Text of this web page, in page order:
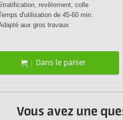
revêtement, colle
d'utilisation de 45-60 min.
aux gros travaux
Dans le panier
Vous avez une